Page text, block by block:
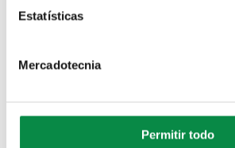
Estatísticas
Mercadotecnia
Permitir todo